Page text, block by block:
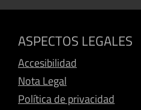
ASPECTOS LEGALES
Accesibilidad
Nota Legal
Política de privacidad